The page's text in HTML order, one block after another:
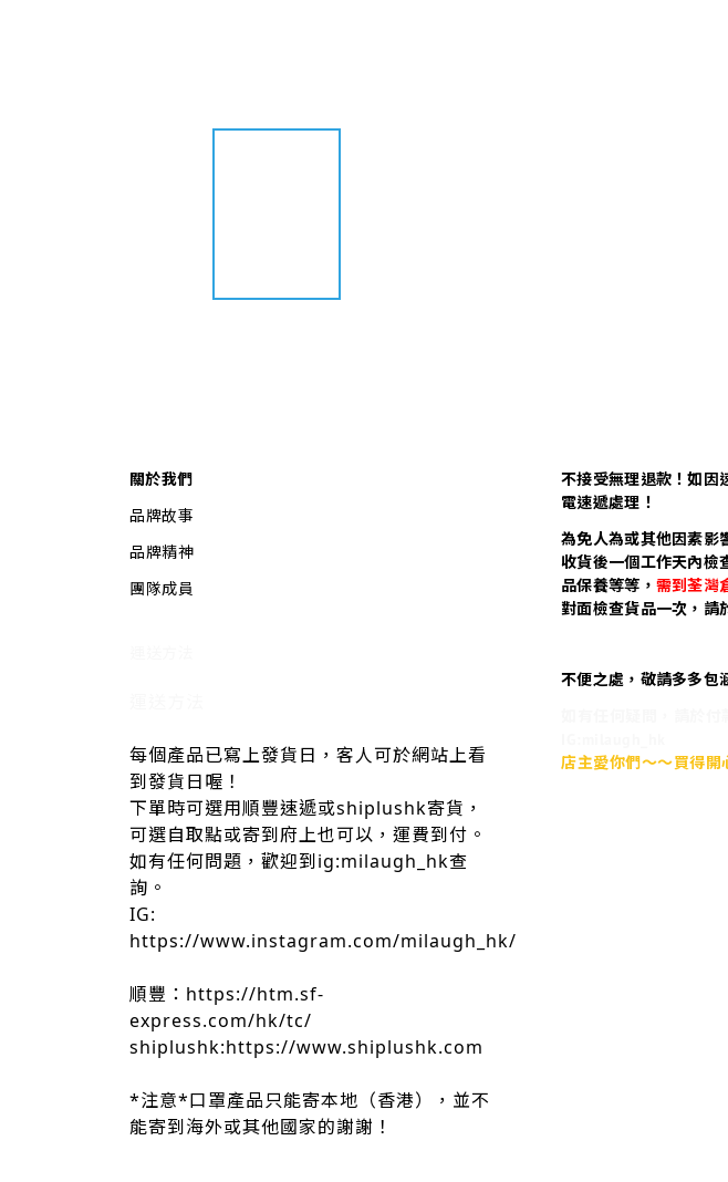
關於我們
品牌故事
品牌精神
團隊成員
每個產品已寫上發貨日，客人可於網站上看
到發貨日喔！
下單時可選用順豐速遞或shiplushk寄貨，
可選自取點或寄到府上也可以，運費到付。
如有任何問題，歡迎到ig:milaugh_hk查
詢。
IG:
https://www.instagram.com/milaugh_hk/
順豐：https://htm.sf-
express.com/hk/tc/
shiplushk:https://www.shiplushk.com
*注意*口罩產品只能寄本地（香港），並不
能寄到海外或其他國家的謝謝！
不接受無理退款！如因
電速遞處理！
為免人為或其他因素影
收貨後一個工作天內檢
品保養等等， 需到荃灣
對面檢查貨品一次，請
不便之處，敬請多多包
店主愛你們～～買得開